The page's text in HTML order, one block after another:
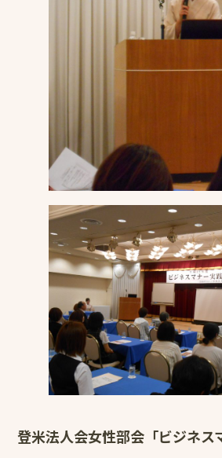
登米法人会女性部会「ビジネス